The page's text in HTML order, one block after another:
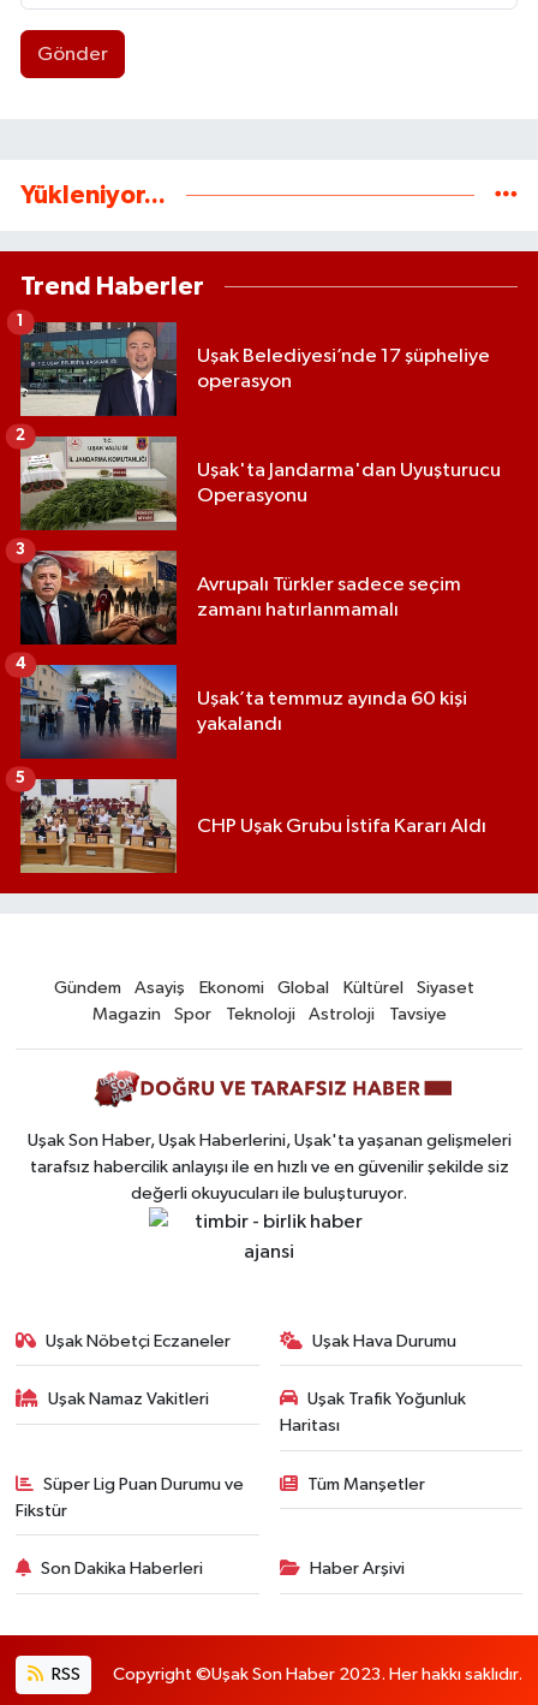
Gönder
Yükleniyor...
Trend Haberler
Uşak Belediyesi’nde 17 şüpheliye
operasyon
1
Uşak'ta Jandarma'dan Uyuşturucu
Operasyonu
2
Avrupalı Türkler sadece seçim
zamanı hatırlanmamalı
3
Uşak’ta temmuz ayında 60 kişi
yakalandı
4
CHP Uşak Grubu İstifa Kararı Aldı
5
Gündem Asayiş Ekonomi Global Kültürel
Siyaset
Magazin
Spor Teknoloji Astroloji Tavsiye
Uşak Son Haber, Uşak Haberlerini, Uşak'ta yaşanan gelişmeleri
tarafsız habercilik anlayışı ile en hızlı ve en güvenilir şekilde siz
değerli okuyucuları ile buluşturuyor.
Uşak Nöbetçi Eczaneler Uşak Hava Durumu
Uşak Namaz Vakitleri
Uşak Trafik Yoğunluk
Haritası
Süper Lig Puan Durumu ve
Fikstür
Tüm Manşetler
Son Dakika Haberleri Haber Arşivi
RSS Copyright ©Uşak Son Haber 2023. Her hakkı saklıdır.